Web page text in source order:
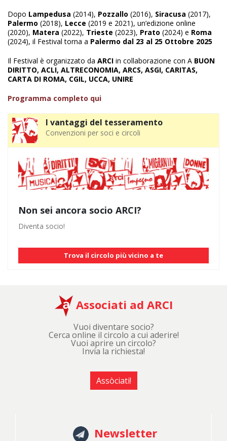
Dopo Lampedusa (2014), Pozzallo (2016), Siracusa (2017),
Palermo (2018), Lecce (2019 e 2021), un’edizione online
(2020), Matera (2022), Trieste (2023), Prato (2024) e Roma
(2024), il Festival torna a Palermo dal 23 al 25 Ottobre 2025
Il Festival è organizzato da ARCI in collaborazione con A BUON
DIRITTO, ACLI, ALTRECONOMIA, ARCS, ASGI, CARITAS,
CARTA DI ROMA, CGIL, UCCA, UNIRE
Programma completo qui
I vantaggi del tesseramento
Convenzioni per soci e circoli
Non sei ancora socio ARCI?
Diventa socio!
Trova il circolo più vicino a te
Associati ad ARCI
Vuoi diventare socio?
Cerca online il circolo a cui aderire!
Vuoi aprire un circolo?
Invia la richiesta!
Assòciati!
Newsletter